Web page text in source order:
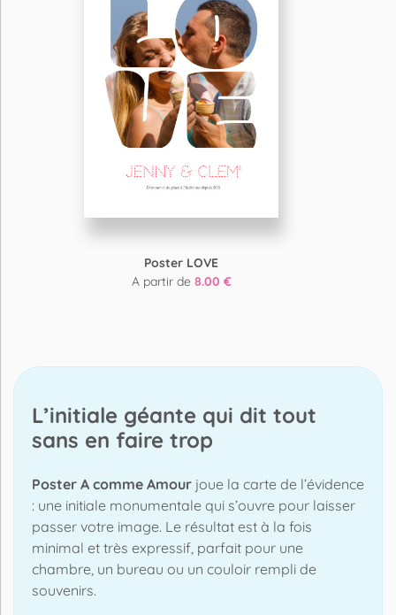
Poster LOVE
A partir de 8.00 €
L’initiale géante qui dit tout
sans en faire trop
Poster A comme Amour joue la carte de l’évidence
: une initiale monumentale qui s’ouvre pour laisser
passer votre image. Le résultat est à la fois
minimal et très expressif, parfait pour une
chambre, un bureau ou un couloir rempli de
souvenirs.